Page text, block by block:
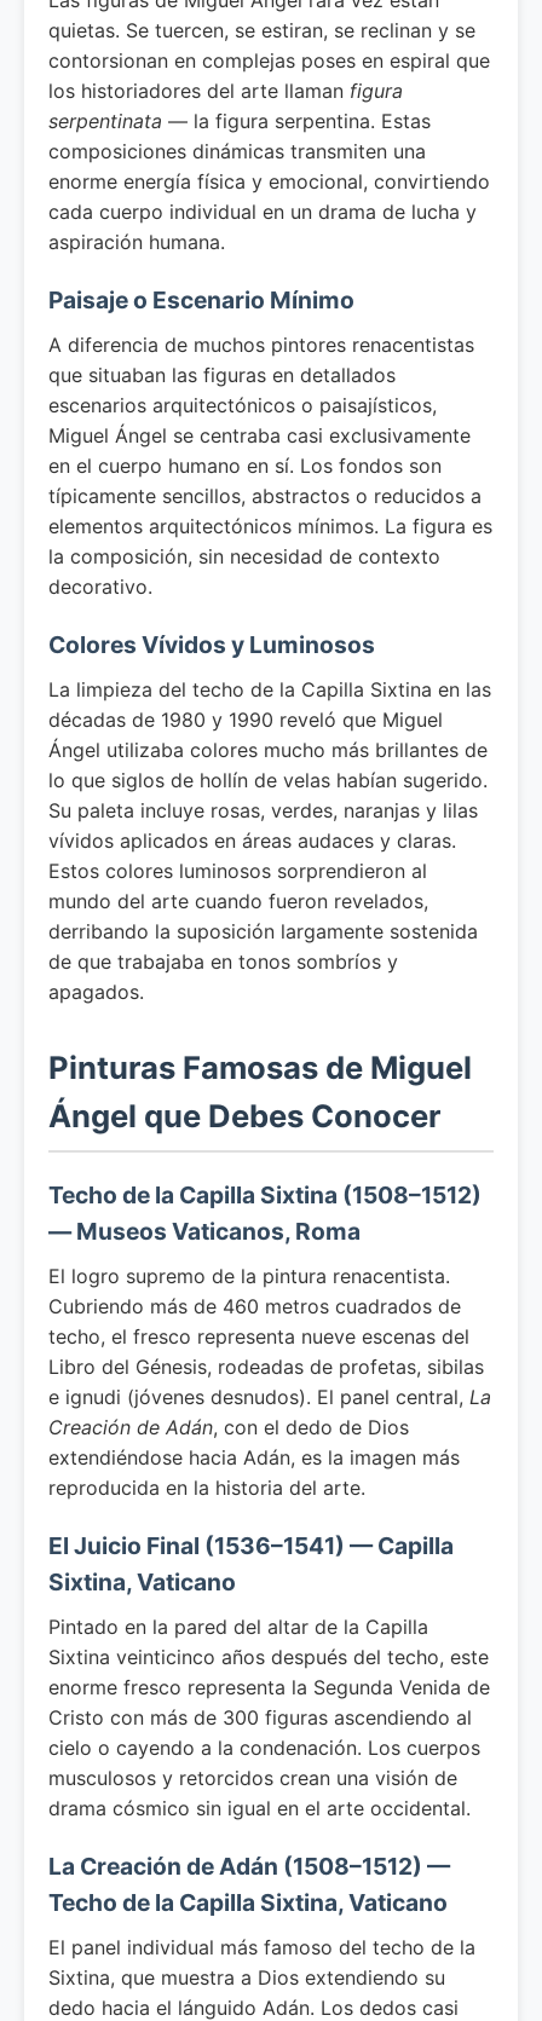
quietas. Se tuercen, se estiran, se reclinan y se
contorsionan en complejas poses en espiral que
los historiadores del arte llaman figura
serpentinata — la figura serpentina. Estas
composiciones dinámicas transmiten una
enorme energía física y emocional, convirtiendo
cada cuerpo individual en un drama de lucha y
aspiración humana.
Paisaje o Escenario Mínimo
A diferencia de muchos pintores renacentistas
que situaban las figuras en detallados
escenarios arquitectónicos o paisajísticos,
Miguel Ángel se centraba casi exclusivamente
en el cuerpo humano en sí. Los fondos son
típicamente sencillos, abstractos o reducidos a
elementos arquitectónicos mínimos. La figura es
la composición, sin necesidad de contexto
decorativo.
Colores Vívidos y Luminosos
La limpieza del techo de la Capilla Sixtina en las
décadas de 1980 y 1990 reveló que Miguel
Ángel utilizaba colores mucho más brillantes de
lo que siglos de hollín de velas habían sugerido.
Su paleta incluye rosas, verdes, naranjas y lilas
vívidos aplicados en áreas audaces y claras.
Estos colores luminosos sorprendieron al
mundo del arte cuando fueron revelados,
derribando la suposición largamente sostenida
de que trabajaba en tonos sombríos y
apagados.
Pinturas Famosas de Miguel
Ángel que Debes Conocer
Techo de la Capilla Sixtina (1508–1512)
— Museos Vaticanos, Roma
El logro supremo de la pintura renacentista.
Cubriendo más de 460 metros cuadrados de
techo, el fresco representa nueve escenas del
Libro del Génesis, rodeadas de profetas, sibilas
e ignudi (jóvenes desnudos). El panel central, La
Creación de Adán, con el dedo de Dios
extendiéndose hacia Adán, es la imagen más
reproducida en la historia del arte.
El Juicio Final (1536–1541) — Capilla
Sixtina, Vaticano
Pintado en la pared del altar de la Capilla
Sixtina veinticinco años después del techo, este
enorme fresco representa la Segunda Venida de
Cristo con más de 300 figuras ascendiendo al
cielo o cayendo a la condenación. Los cuerpos
musculosos y retorcidos crean una visión de
drama cósmico sin igual en el arte occidental.
La Creación de Adán (1508–1512) —
Techo de la Capilla Sixtina, Vaticano
El panel individual más famoso del techo de la
Sixtina, que muestra a Dios extendiendo su
dedo hacia el lánguido Adán. Los dedos casi